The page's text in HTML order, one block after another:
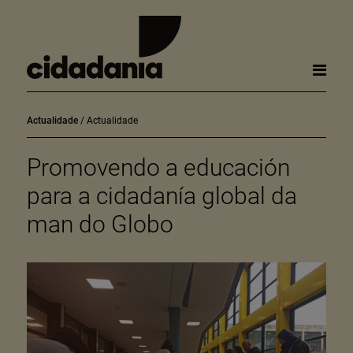
Actualidade Actualidade
Promovendo a educación
para a cidadanía global da
man do Globo